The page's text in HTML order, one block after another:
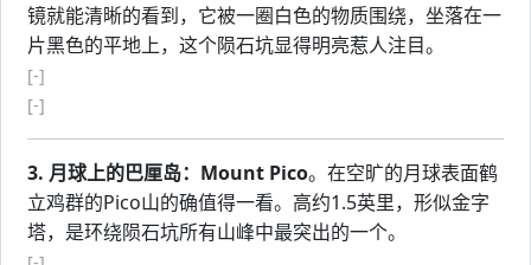
镜就能清晰的看到，它被一圈白色的物质围绕，坐落在一
片黑色的平地上，这个陨石坑显得明亮惹人注目。
[-]
[-]
3. 月球上的巴厘岛：Mount Pico。在空旷的月球表面鹤
立鸡群的Pico山的确值得一看。高约1.5英里，形似金字
塔，是环绕陨石坑所有山峰中最突出的一个。